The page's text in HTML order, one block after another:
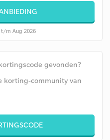
t/m Aug 2026
gevonden?
korting-community van